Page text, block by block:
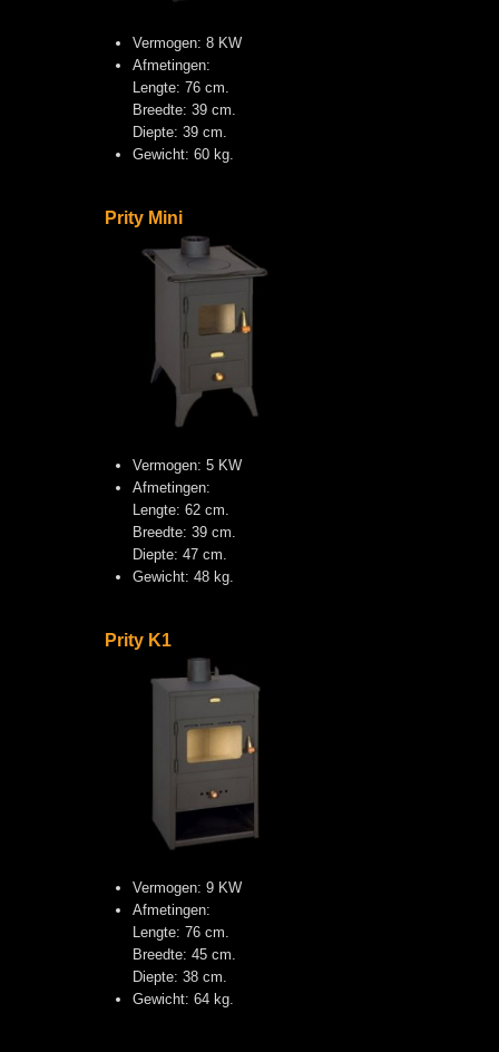
Vermogen: 8 KW
Afmetingen:
Lengte: 76 cm.
Breedte: 39 cm.
Diepte: 39 cm.
Gewicht: 60 kg.
Prity Mini
Vermogen: 5 KW
Afmetingen:
Lengte: 62 cm.
Breedte: 39 cm.
Diepte: 47 cm.
Gewicht: 48 kg.
Prity K1
Vermogen: 9 KW
Afmetingen:
Lengte: 76 cm.
Breedte: 45 cm.
Diepte: 38 cm.
Gewicht: 64 kg.